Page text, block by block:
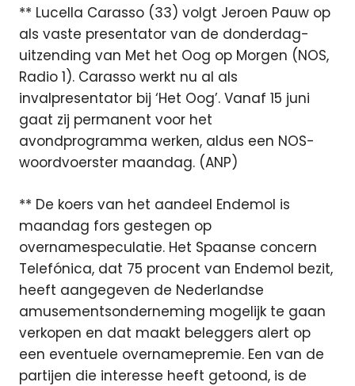
** Lucella Carasso (33) volgt Jeroen Pauw op
als vaste presentator van de donderdag-
uitzending van Met het Oog op Morgen (NOS,
Radio 1). Carasso werkt nu al als
invalpresentator bij ‘Het Oog’. Vanaf 15 juni
gaat zij permanent voor het
avondprogramma werken, aldus een NOS-
woordvoerster maandag. (ANP)
** De koers van het aandeel Endemol is
maandag fors gestegen op
overnamespeculatie. Het Spaanse concern
Telefónica, dat 75 procent van Endemol bezit,
heeft aangegeven de Nederlandse
amusementsonderneming mogelijk te gaan
verkopen en dat maakt beleggers alert op
een eventuele overnamepremie. Een van de
partijen die interesse heeft getoond, is de